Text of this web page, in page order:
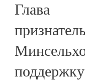
Глава